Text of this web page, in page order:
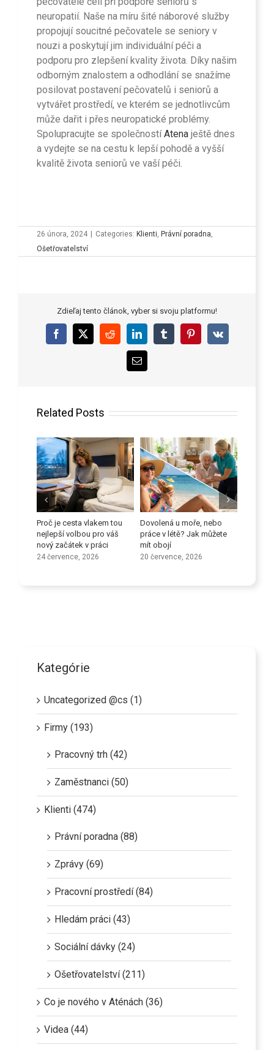
neuropatií. Naše na míru šité náborové služby
propojují soucitné pečovatele se seniory v
nouzi a poskytují jim individuální péči a
podporu pro zlepšení kvality života. Díky našim
odborným znalostem a odhodlání se snažíme
posilovat postavení pečovatelů i seniorů a
vytvářet prostředí, ve kterém se jednotlivcům
může dařit i přes neuropatické problémy.
Spolupracujte se společnostíAtena ještě dnes
a vydejte se na cestu k lepší pohodě a vyšší
kvalitě života seniorů ve vaší péči.
26 února, 2024 | Categories: Klienti Právní poradna
Ošetřovatelství
Zdieľaj tento článok, vyber si svoju platformu!
Facebook
X RedditLinkedInTumblrPinterest
Vk
Email
Related Posts
Proč je cesta vlakem tou
nejlepší volbou pro váš
nový začátek v práci
24 července, 2026
Dovolená u moře, nebo
práce v létě? Jak můžete
mít obojí
20 července, 2026
Kategórie
Uncategorized @cs (1)
Firmy (193)
Pracovný trh (42)
Zaměstnanci (50)
Klienti (474)
Právní poradna (88)
Zprávy (69)
Pracovní prostředí (84)
Hledám práci (43)
Sociální dávky (24)
Ošetřovatelství (211)
Co je nového v Aténách (36)
Videa (44)